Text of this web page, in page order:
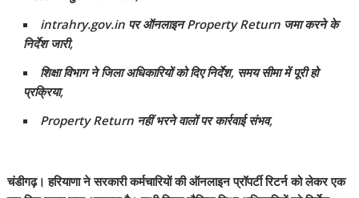
intrahry.gov.in पर ऑनलाइन Property Return जमा करने के
निर्देश जारी,
शिक्षा विभाग ने जिला अधिकारियों को दिए निर्देश, समय सीमा में पूरी हो
प्रक्रिया,
Property Return नहीं भरने वालों पर कार्रवाई संभव,
चंडीगढ़। हरियाणा ने सरकारी कर्मचारियों की ऑनलाइन प्रॉपर्टी रिटर्न को लेकर एक